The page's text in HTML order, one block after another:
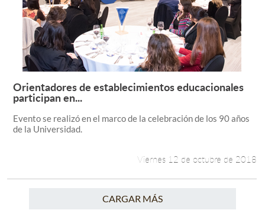
Leer más +
Orientadores de establecimientos educacionales
participan en...
Evento se realizó en el marco de la celebración de los 90 años
de la Universidad.
Viernes 12 de octubre de 2018
CARGAR MÁS